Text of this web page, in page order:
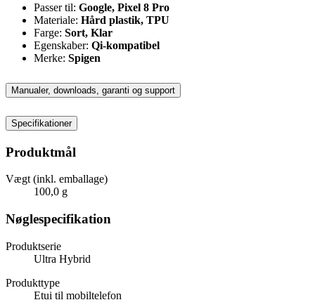
Passer til: Google, Pixel 8 Pro
Materiale: Hård plastik, TPU
Farge: Sort, Klar
Egenskaber: Qi-kompatibel
Merke: Spigen
Manualer, downloads, garanti og support
Specifikationer
Produktmål
Vægt (inkl. emballage)
100,0 g
Nøglespecifikation
Produktserie
Ultra Hybrid
Produkttype
Etui til mobiltelefon